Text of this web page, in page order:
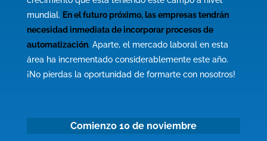
mundial. En el futuro próximo, las empresas tendrán
necesidad inmediata de incorporar procesos de
automatización. Aparte, el mercado laboral en esta
área ha incrementado considerablemente este año.
¡No pierdas la oportunidad de formarte con nosotros!
Comienzo 10 de noviembre